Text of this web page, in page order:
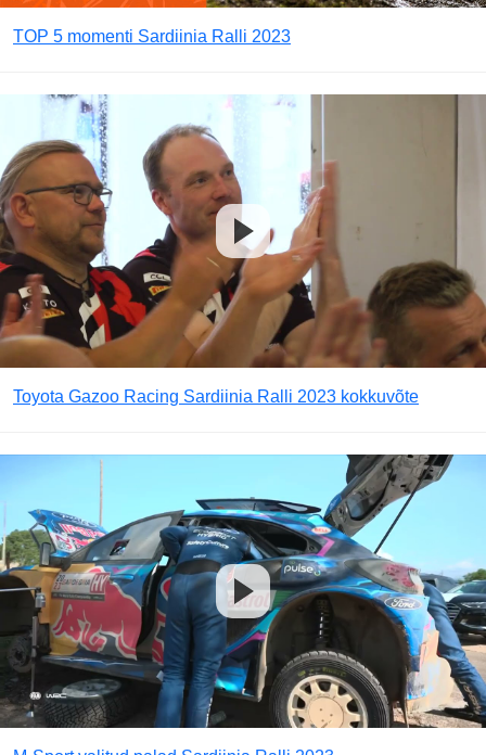
TOP 5 momenti Sardiinia Ralli 2023
Toyota Gazoo Racing Sardiinia Ralli 2023 kokkuvõte